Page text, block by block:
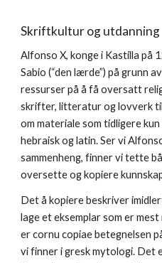
Skriftkultur og utdanning
Alfonso X, konge i Kastilla på
Sabio (“den lærde”) på grunn
ressurser på å få oversatt
skrifter, litteratur og lovverk
om materiale som tidligere
hebraisk og latin. Ser vi
sammenheng, finner vi tette
oversette og kopiere
Det å kopiere beskriver
lage et eksemplar som er
er cornu copiae betegnelsen
vi finner i gresk mytologi.